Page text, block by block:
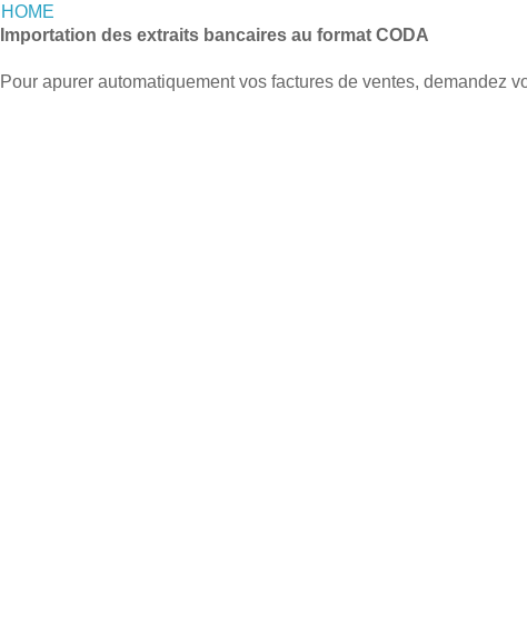
HOME
Importation des extraits bancaires au format CODA
Pour apurer automatiquement vos factures de ventes, demandez